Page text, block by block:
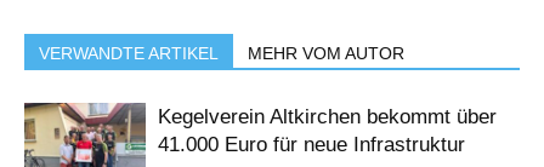
VERWANDTE ARTIKEL MEHR VOM AUTOR
Kegelverein Altkirchen bekommt über
41.000 Euro für neue Infrastruktur